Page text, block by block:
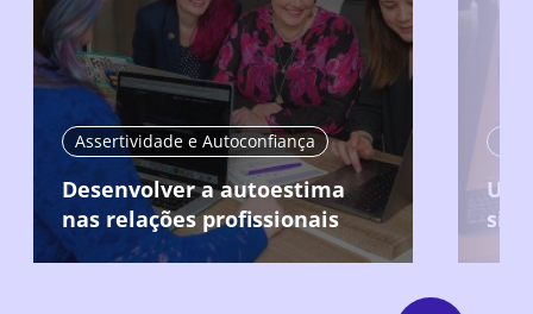
Assertividade e Autoconfiança
Desenvolver a autoestima
nas relações profissionais